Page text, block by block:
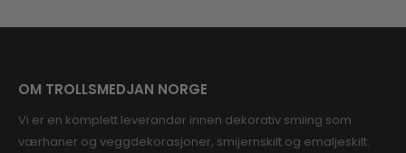
OM TROLLSMEDJAN NORGE
Vi er en komplett leverandør innen dekorativ smiing som
værhaner og veggdekorasjoner, smijernskilt og emaljeskilt.